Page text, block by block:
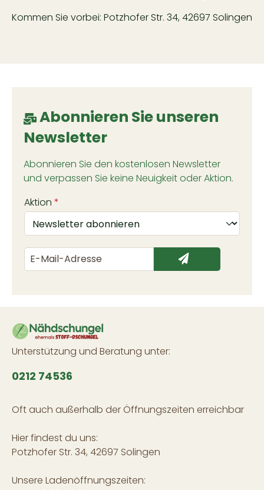
Kommen Sie vorbei: Potzhofer Str. 34, 42697 Solingen
Abonnieren Sie unseren
Newsletter
Abonnieren Sie den kostenlosen Newsletter
und verpassen Sie keine Neuigkeit oder Aktion.
Aktion *
Unterstützung und Beratung unter:
0212 74536
Oft auch außerhalb der Öffnungszeiten erreichbar
Hier findest du uns:
Potzhofer Str. 34, 42697 Solingen
Unsere Ladenöffnungszeiten: